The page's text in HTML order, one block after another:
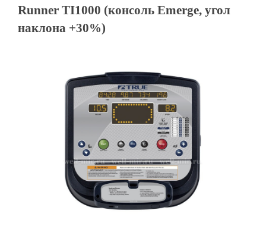
Runner TI1000 (консоль Emerge, угол
наклона +30%)